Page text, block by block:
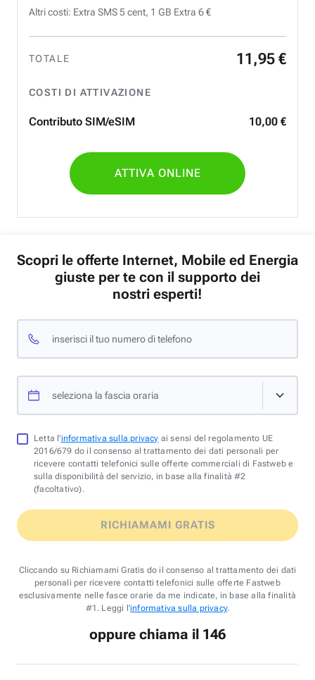
Altri costi: Extra SMS 5 cent, 1 GB Extra 6 €
TOTALE 11 ,95 €
COSTI DI ATTIVAZIONE
Contributo SIM/eSIM 10,00 €
ATTIVA ONLINE
Scopri le offerte Internet, Mobile ed Energia
giuste per te con il supporto dei
nostri esperti!
inserisci il tuo numero di telefono
seleziona la fascia oraria
Letta l'informativa sulla privacy ai sensi del regolamento UE
2016/679 do il consenso al trattamento dei dati personali per
ricevere contatti telefonici sulle offerte commerciali di Fastweb e
sulla disponibilità del servizio, in base alla finalità #2
(facoltativo).
RICHIAMAMI GRATIS
Cliccando su Richiamami Gratis do il consenso al trattamento dei dati
personali per ricevere contatti telefonici sulle offerte Fastweb
esclusivamente nelle fasce orarie da me indicate, in base alla finalità
#1. Leggi l'informativa sulla privacy.
oppure chiama il 146